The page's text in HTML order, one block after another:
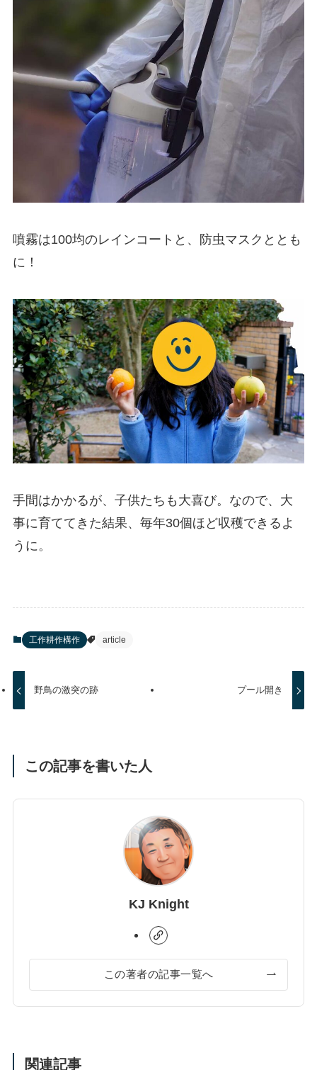
噴霧は100均のレインコートと、防虫マスクととも
に！
手間はかかるが、子供たちも大喜び。なので、大
事に育ててきた結果、毎年30個ほど収穫できるよ
うに。
工作耕作構作 article
野鳥の激突の跡 プール開き
この記事を書いた人
KJ Knight
この著者の記事一覧へ
関連記事